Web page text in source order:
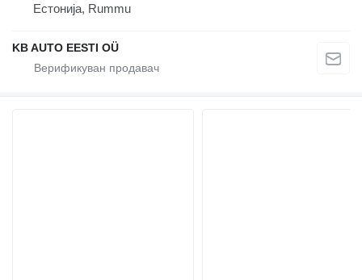
Естонија, Rummu
KB AUTO EESTI OÜ